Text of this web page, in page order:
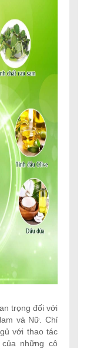
trọng đối với
và Nữ. Chỉ
với thao tác
những cô